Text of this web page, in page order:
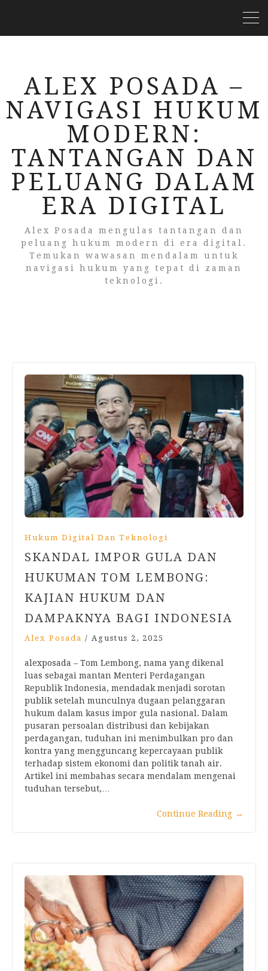
ALEX POSADA –
NAVIGASI HUKUM
MODERN:
TANTANGAN DAN
PELUANG DALAM
ERA DIGITAL
Alex Posada mengulas tantangan dan
peluang hukum modern di era digital.
Temukan wawasan mendalam untuk
navigasi hukum yang tepat di zaman
teknologi.
Hukum Digital Dan Teknologi
SKANDAL IMPOR GULA DAN
HUKUMAN TOM LEMBONG:
KAJIAN HUKUM DAN
DAMPAKNYA BAGI INDONESIA
Alex Posada / Agustus 2, 2025
alexposada – Tom Lembong, nama yang dikenal
luas sebagai mantan Menteri Perdagangan
Republik Indonesia, mendadak menjadi sorotan
publik setelah munculnya dugaan pelanggaran
hukum dalam kasus impor gula nasional. Dalam
pusaran persoalan distribusi dan kebijakan
perdagangan, tuduhan ini menimbulkan pro dan
kontra yang mengguncang kepercayaan publik
terhadap sistem ekonomi dan politik tanah air.
Artikel ini membahas secara mendalam mengenai
tuduhan tersebut,…
Continue Reading →